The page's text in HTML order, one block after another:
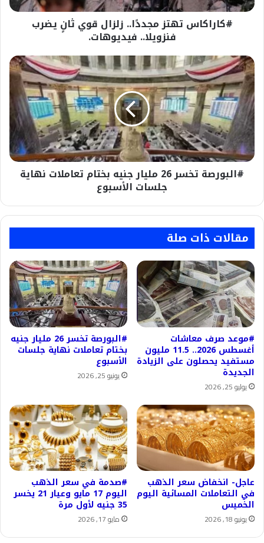
فيديوهات.
#كاراكاس تهتز مجددًا.. زلزال قوي ثانٍ يضرب
فنزويلا.. فيديوهات.
#البورصة
تخسر
26
مليار
جنيه
بختام
تعاملات
نهاية
جلسات
الأسبوع
#البورصة تخسر 26 مليار جنيه بختام تعاملات نهاية
جلسات الأسبوع
مقالات ذات صلة
#موعد صرف معاشات
أغسطس 2026.. 11.5 مليون
مستفيد يحصلون على الزيادة
الجديدة
يوليو 25, 2026
#البورصة تخسر 26 مليار جنيه
بختام تعاملات نهاية جلسات
الأسبوع
يونيو 25, 2026
عاجل- انخفاض سعر الذهب
في التعاملات المسائية اليوم
الخميس
يونيو 18, 2026
#صدمة في سعر الذهب
اليوم 17 مايو وعيار 21 يخسر
35 جنيه لأول مرة
مايو 17, 2026